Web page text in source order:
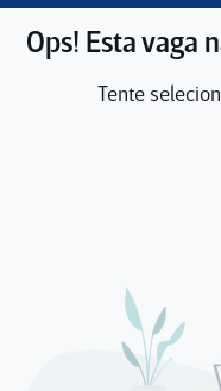
Ops! Esta vaga
Tente